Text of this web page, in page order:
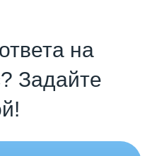
на
Задайте